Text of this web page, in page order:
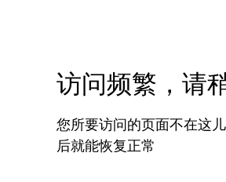
访问频繁，请
您所要访问的页面不在这
后就能恢复正常